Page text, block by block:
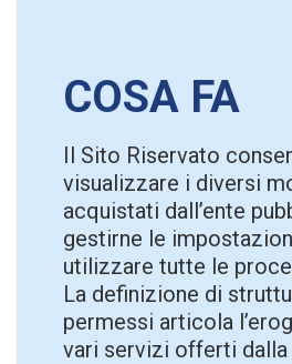
COSA FA
Il Sito Riservato
visualizzare i diversi
acquistati dall’ente
gestirne le
utilizzare tutte le
La definizione di
permessi articola
vari servizi offerti